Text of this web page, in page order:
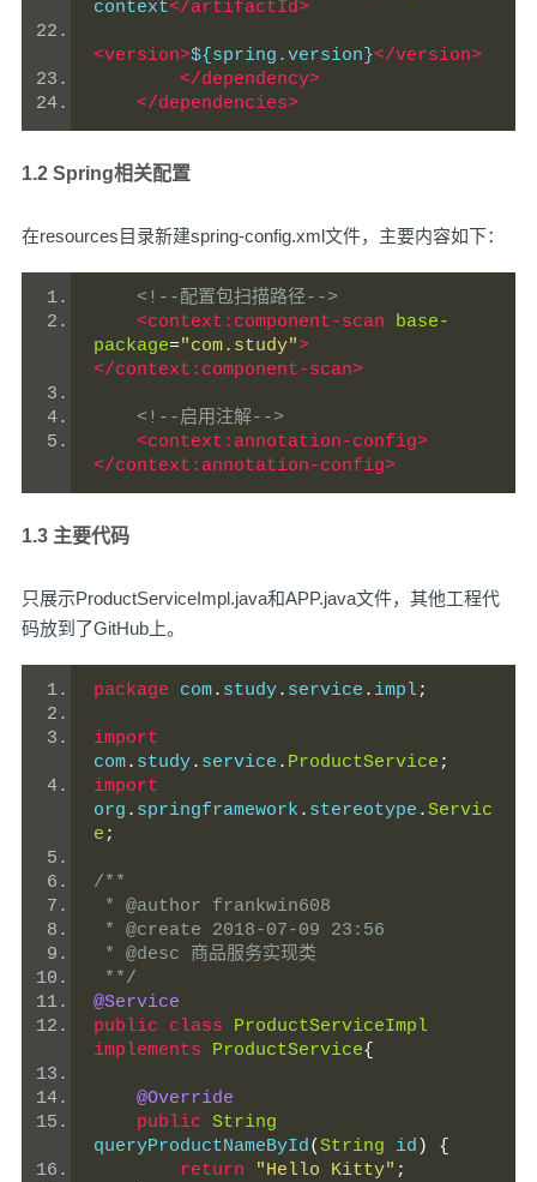
context</artifactId>
<version>${spring.version}</version>
</dependency>
</dependencies>
1.2 Spring相关配置
在resources目录新建spring-config.xml文件，主要内容如下：
<!--配置包扫描路径-->
<context:component-scan
base-
package="com.study">
</context:component-scan>
<!--启用注解-->
<context:annotation-config>
</context:annotation-config>
1.3 主要代码
只展示ProductServiceImpl.java和APP.java文件，其他工程代
码放到了GitHub 上。
package com. study. service . impl;
import
com. study. service . ProductService ;
import
org . springframework . stereotype .Servic
e ;
/**
* @author frankwin608
* @create 2018-07-09 23:56
* @desc 商品服务实现类
**/
@Service
public
class
ProductServiceImpl
implements
ProductService{
@Override
public String
queryProductNameById(String id )
{
return
"Hello Kitty" ;